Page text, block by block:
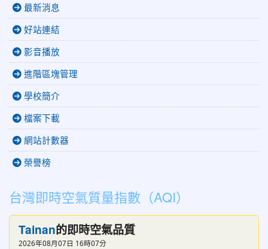
最新消息
好站連結
影音播放
進階區塊管理
學校簡介
檔案下載
網站計數器
榮譽榜
台灣即時空氣質量指數（AQI）
Tainan的即時空氣品質
2026年08月07日 16時07分